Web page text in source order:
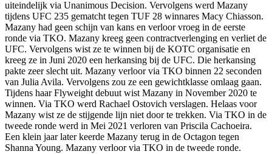
uiteindelijk via Unanimous Decision. Vervolgens werd Mazany
tijdens UFC 235 gematcht tegen TUF 28 winnares Macy Chiasson.
Mazany had geen schijn van kans en verloor vroeg in de eerste
ronde via TKO. Mazany kreeg geen contractverlenging en verliet de
UFC. Vervolgens wist ze te winnen bij de KOTC organisatie en
kreeg ze in Juni 2020 een herkansing bij de UFC. Die herkansing
pakte zeer slecht uit. Mazany verloor via TKO binnen 22 seconden
van Julia Avila. Vervolgens zou ze een gewichtklasse omlaag gaan.
Tijdens haar Flyweight debuut wist Mazany in November 2020 te
winnen. Via TKO werd Rachael Ostovich verslagen. Helaas voor
Mazany wist ze de stijgende lijn niet door te trekken. Via TKO in de
tweede ronde werd in Mei 2021 verloren van Priscila Cachoeira.
Een klein jaar later keerde Mazany terug in de Octagon tegen
Shanna Young. Mazany verloor via TKO in de tweede ronde.